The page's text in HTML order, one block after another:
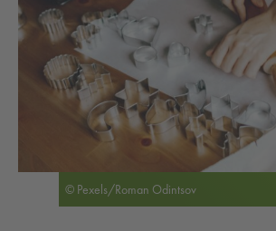
© Pexels/Roman Odintsov